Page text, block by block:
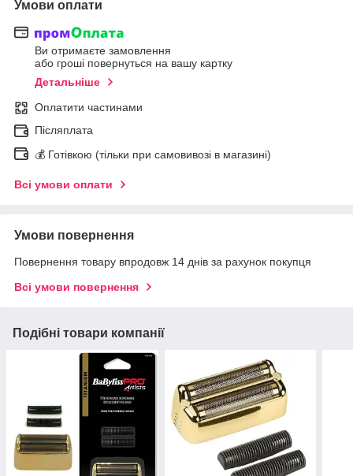
Умови оплати
Ви отримаєте замовлення
або гроші повернуться на вашу картку
Детальніше
Оплатити частинами
Післяплата
💰 Готівкою (тільки при самовивозі в магазині)
Всі умови оплати
Умови повернення
Повернення товару впродовж 14 днів за рахунок покупця
Всі умови повернення
Подібні товари компанії